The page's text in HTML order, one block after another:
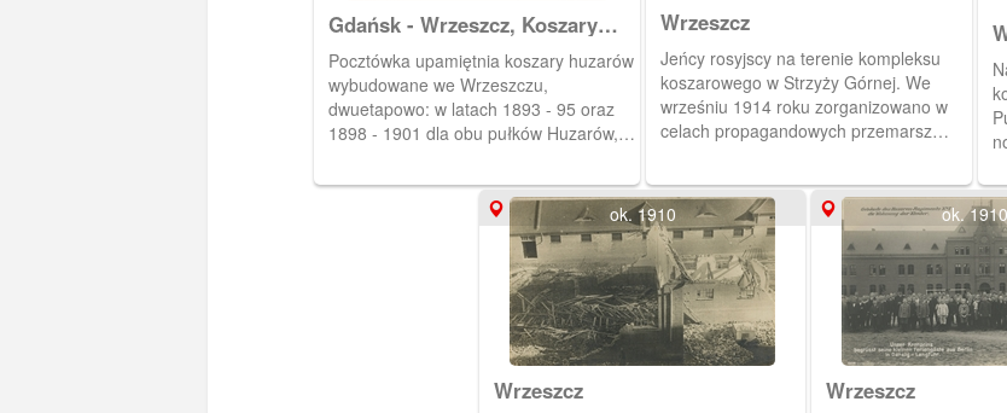
Gdańsk - Wrzeszcz, Koszary
Huzarów
Pocztówka upamiętnia koszary huzarów
wybudowane we Wrzeszczu,
dwuetapowo: w latach 1893 - 95 oraz
1898 - 1901 dla obu pułków Huzarów,
brygadę Leibhusaren pod dowództwem
Augusta von Mackensena. Koszary te
utworzyły największy kompleks
koszarowy w Gdańsku. Znajdowały się
tam kwatery dla żołnierzy i podoficerów,
kasyno, sklep, stajnie, zaplecze
sanitarne. Pocztówka w obiegu od 12 IX
Wrzeszcz
Jeńcy rosyjscy na terenie kompleksu
koszarowego w Strzyży Górnej. We
wrześniu 1914 roku zorganizowano w
celach propagandowych przemarsz
pod Tannenbergiem. Na pocztówce
widoczni eskortujący jeńców huzarzy z
wrzeszczańskiej jednostki.
ok. 1910
Wrzeszcz
ok. 1910
Wrzeszcz